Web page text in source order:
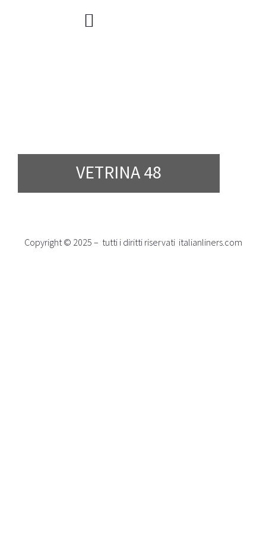
VETRINA 48
Copyright © 2025 – tutti i diritti riservati italianliners.com